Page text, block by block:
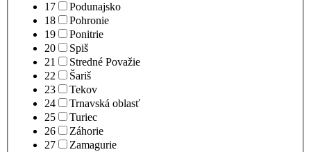
17
Podunajsko
18
Pohronie
19
Ponitrie
20
Spiš
21
Stredné Považie
22
Šariš
23
Tekov
24
Trnavská oblasť
25
Turiec
26
Záhorie
27
Zamagurie